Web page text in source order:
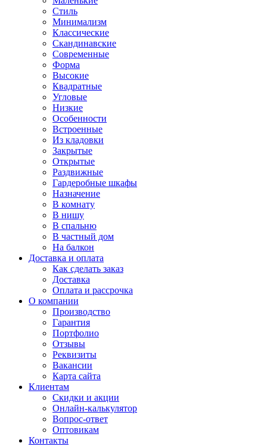
Стиль
Минимализм
Классические
Скандинавские
Современные
Форма
Высокие
Квадратные
Угловые
Низкие
Особенности
Встроенные
Из кладовки
Закрытые
Открытые
Раздвижные
Гардеробные шкафы
Назначение
В комнату
В нишу
В спальню
В частный дом
На балкон
Доставка и оплата
Как сделать заказ
Доставка
Оплата и рассрочка
О компании
Производство
Гарантия
Портфолио
Отзывы
Реквизиты
Вакансии
Карта сайта
Клиентам
Скидки и акции
Онлайн-калькулятор
Вопрос-ответ
Оптовикам
Контакты